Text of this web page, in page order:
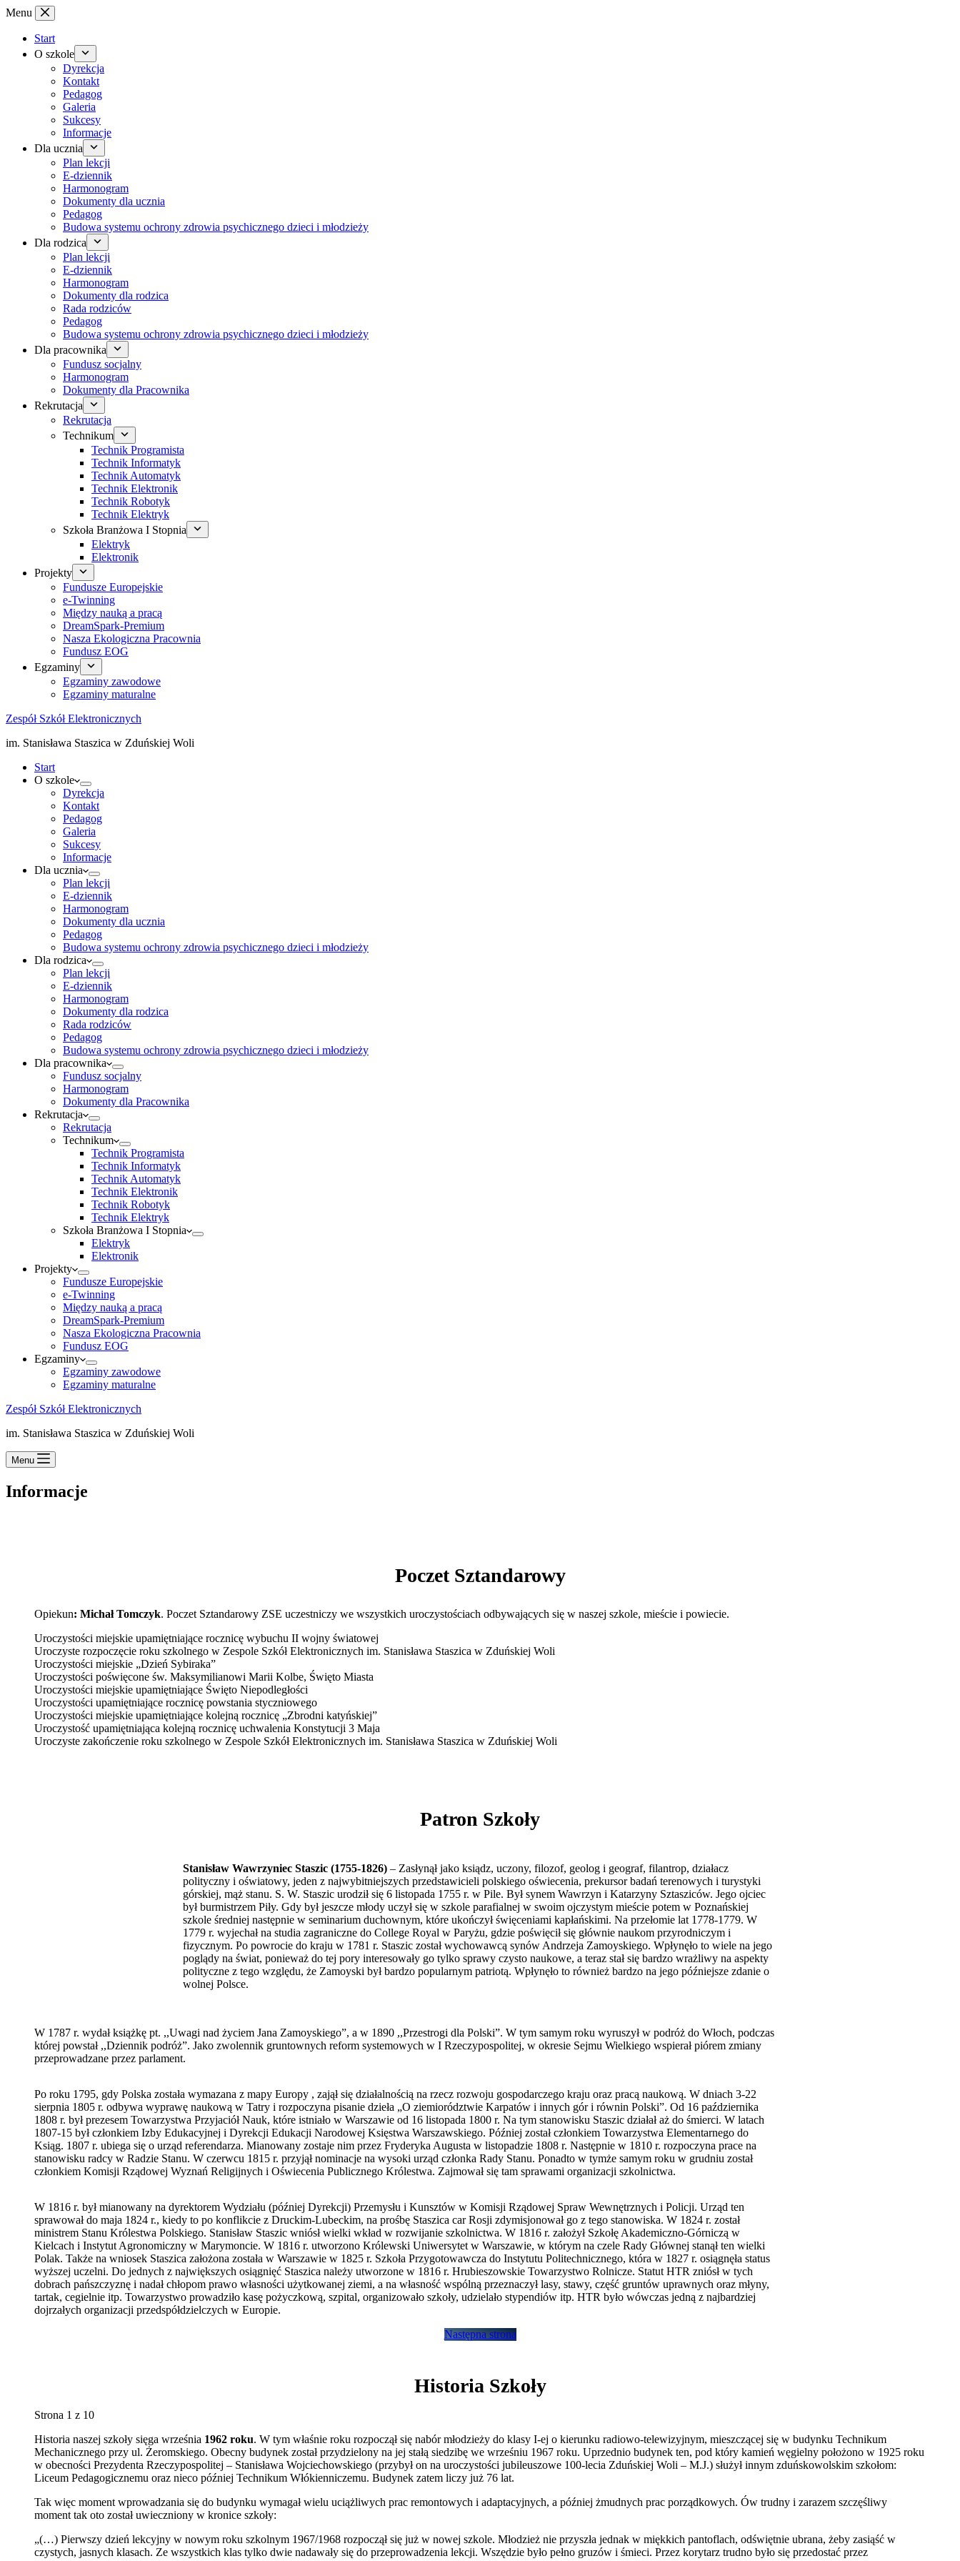
Przejdź
treści
Menu
Start
O szkole
Dyrekcja
Kontakt
Pedagog
Galeria
Sukcesy
Informacje
Dla ucznia
Plan lekcji
E-dziennik
Harmonogram
Dokumenty dla ucznia
Pedagog
Budowa systemu ochrony zdrowia psychicznego dzieci i młodzieży
Dla rodzica
Plan lekcji
E-dziennik
Harmonogram
Dokumenty dla rodzica
Rada rodziców
Pedagog
Budowa systemu ochrony zdrowia psychicznego dzieci i młodzieży
Dla pracownika
Fundusz socjalny
Harmonogram
Dokumenty dla Pracownika
Rekrutacja
Rekrutacja
Technikum
Technik Programista
Technik Informatyk
Technik Automatyk
Technik Elektronik
Technik Robotyk
Technik Elektryk
Szkoła Branżowa I Stopnia
Elektryk
Elektronik
Projekty
Fundusze Europejskie
e-Twinning
Między nauką a pracą
DreamSpark-Premium
Nasza Ekologiczna Pracownia
Fundusz EOG
Egzaminy
Egzaminy zawodowe
Egzaminy maturalne
Zespół Szkół Elektronicznych
im. Stanisława Staszica w Zduńskiej Woli
Start
O szkole
Dyrekcja
Kontakt
Pedagog
Galeria
Sukcesy
Informacje
Dla ucznia
Plan lekcji
E-dziennik
Harmonogram
Dokumenty dla ucznia
Pedagog
Budowa systemu ochrony zdrowia psychicznego dzieci i młodzieży
Dla rodzica
Plan lekcji
E-dziennik
Harmonogram
Dokumenty dla rodzica
Rada rodziców
Pedagog
Budowa systemu ochrony zdrowia psychicznego dzieci i młodzieży
Dla pracownika
Fundusz socjalny
Harmonogram
Dokumenty dla Pracownika
Rekrutacja
Rekrutacja
Technikum
Technik Programista
Technik Informatyk
Technik Automatyk
Technik Elektronik
Technik Robotyk
Technik Elektryk
Szkoła Branżowa I Stopnia
Elektryk
Elektronik
Projekty
Fundusze Europejskie
e-Twinning
Między nauką a pracą
DreamSpark-Premium
Nasza Ekologiczna Pracownia
Fundusz EOG
Egzaminy
Egzaminy zawodowe
Egzaminy maturalne
Zespół Szkół Elektronicznych
im. Stanisława Staszica w Zduńskiej Woli
Menu
Informacje
Poczet Sztandarowy
Opiekun: Michał Tomczyk. Poczet Sztandarowy ZSE uczestniczy we wszystkich uroczystościach odbywających się w naszej szkole, mieście i powiecie.
Uroczystości miejskie upamiętniające rocznicę wybuchu II wojny światowej
Uroczyste rozpoczęcie roku szkolnego w Zespole Szkół Elektronicznych im. Stanisława Staszica w Zduńskiej Woli
Uroczystości miejskie „Dzień Sybiraka”
Uroczystości poświęcone św. Maksymilianowi Marii Kolbe, Święto Miasta
Uroczystości miejskie upamiętniające Święto Niepodległości
Uroczystości upamiętniające rocznicę powstania styczniowego
Uroczystości miejskie upamiętniające kolejną rocznicę „Zbrodni katyńskiej”
Uroczystość upamiętniająca kolejną rocznicę uchwalenia Konstytucji 3 Maja
Uroczyste zakończenie roku szkolnego w Zespole Szkół Elektronicznych im. Stanisława Staszica w Zduńskiej Woli
Patron Szkoły
Stanisław Wawrzyniec Staszic (1755-1826) – Zasłynął jako ksiądz, uczony, filozof, geolog i geograf, filantrop, działacz
polityczny i oświatowy, jeden z najwybitniejszych przedstawicieli polskiego oświecenia, prekursor badań terenowych i turystyki
górskiej, mąż stanu. S. W. Staszic urodził się 6 listopada 1755 r. w Pile. Był synem Wawrzyn i Katarzyny Sztasziców. Jego ojciec
był burmistrzem Piły. Gdy był jeszcze młody uczył się w szkole parafialnej w swoim ojczystym mieście potem w Poznańskiej
szkole średniej następnie w seminarium duchownym, które ukończył święceniami kapłańskimi. Na przełomie lat 1778-1779. W
1779 r. wyjechał na studia zagraniczne do College Royal w Paryżu, gdzie poświęcił się głównie naukom przyrodniczym i
fizycznym. Po powrocie do kraju w 1781 r. Staszic został wychowawcą synów Andrzeja Zamoyskiego. Wpłynęło to wiele na jego
poglądy na świat, ponieważ do tej pory interesowały go tylko sprawy czysto naukowe, a teraz stał się bardzo wrażliwy na aspekty
polityczne z tego względu, że Zamoyski był bardzo popularnym patriotą. Wpłynęło to również bardzo na jego późniejsze zdanie o
wolnej Polsce.
W 1787 r. wydał książkę pt. ,,Uwagi nad życiem Jana Zamoyskiego”, a w 1890 ,,Przestrogi dla Polski”. W tym samym roku wyruszył w podróż do Włoch, podczas
której powstał ,,Dziennik podróż”. Jako zwolennik gruntownych reform systemowych w I Rzeczypospolitej, w okresie Sejmu Wielkiego wspierał piórem zmiany
przeprowadzane przez parlament.
Po roku 1795, gdy Polska została wymazana z mapy Europy , zajął się działalnością na rzecz rozwoju gospodarczego kraju oraz pracą naukową. W dniach 3-22
sierpnia 1805 r. odbywa wyprawę naukową w Tatry i rozpoczyna pisanie dzieła „O ziemiorództwie Karpatów i innych gór i równin Polski”. Od 16 października
1808 r. był prezesem Towarzystwa Przyjaciół Nauk, które istniało w Warszawie od 16 listopada 1800 r. Na tym stanowisku Staszic działał aż do śmierci. W latach
1807-15 był członkiem Izby Edukacyjnej i Dyrekcji Edukacji Narodowej Księstwa Warszawskiego. Później został członkiem Towarzystwa Elementarnego do
Ksiąg. 1807 r. ubiega się o urząd referendarza. Mianowany zostaje nim przez Fryderyka Augusta w listopadzie 1808 r. Następnie w 1810 r. rozpoczyna prace na
stanowisku radcy w Radzie Stanu. W czerwcu 1815 r. przyjął nominacje na wysoki urząd członka Rady Stanu. Ponadto w tymże samym roku w grudniu został
członkiem Komisji Rządowej Wyznań Religijnych i Oświecenia Publicznego Królestwa. Zajmował się tam sprawami organizacji szkolnictwa.
W 1816 r. był mianowany na dyrektorem Wydziału (później Dyrekcji) Przemysłu i Kunsztów w Komisji Rządowej Spraw Wewnętrznych i Policji. Urząd ten
sprawował do maja 1824 r., kiedy to po konflikcie z Druckim-Lubeckim, na prośbę Staszica car Rosji zdymisjonował go z tego stanowiska. W 1824 r. został
ministrem Stanu Królestwa Polskiego. Stanisław Staszic wniósł wielki wkład w rozwijanie szkolnictwa. W 1816 r. założył Szkołę Akademiczno-Górniczą w
Kielcach i Instytut Agronomiczny w Marymoncie. W 1816 r. utworzono Królewski Uniwersytet w Warszawie, w którym na czele Rady Głównej stanął ten wielki
Polak. Także na wniosek Staszica założona została w Warszawie w 1825 r. Szkoła Przygotowawcza do Instytutu Politechnicznego, która w 1827 r. osiągnęła status
wyższej uczelni. Do jednych z największych osiągnięć Staszica należy utworzone w 1816 r. Hrubieszowskie Towarzystwo Rolnicze. Statut HTR zniósł w tych
dobrach pańszczyznę i nadał chłopom prawo własności użytkowanej ziemi, a na własność wspólną przeznaczył lasy, stawy, część gruntów uprawnych oraz młyny,
tartak, cegielnie itp. Towarzystwo prowadziło kasę pożyczkową, szpital, organizowało szkoły, udzielało stypendiów itp. HTR było wówczas jedną z najbardziej
dojrzałych organizacji przedspółdzielczych w Europie.
Następna strona
Historia Szkoły
Strona 1 z 10
Historia naszej szkoły sięga września 1962 roku. W tym właśnie roku rozpoczął się nabór młodzieży do klasy I-ej o kierunku radiowo-telewizyjnym, mieszczącej się w budynku Technikum
Mechanicznego przy ul. Żeromskiego. Obecny budynek został przydzielony na jej stałą siedzibę we wrześniu 1967 roku. Uprzednio budynek ten, pod który kamień węgielny położono w 1925 roku
w obecności Prezydenta Rzeczypospolitej – Stanisława Wojciechowskiego (przybył on na uroczystości jubileuszowe 100-lecia Zduńskiej Woli – M.J.) służył innym zduńskowolskim szkołom:
Liceum Pedagogicznemu oraz nieco później Technikum Włókienniczemu. Budynek zatem liczy już 76 lat.
Tak więc moment wprowadzania się do budynku wymagał wielu uciążliwych prac remontowych i adaptacyjnych, a później żmudnych prac porządkowych. Ów trudny i zarazem szczęśliwy
moment tak oto został uwieczniony w kronice szkoły:
„(…) Pierwszy dzień lekcyjny w nowym roku szkolnym 1967/1968 rozpoczął się już w nowej szkole. Młodzież nie przyszła jednak w miękkich pantoflach, odświętnie ubrana, żeby zasiąść w
czystych, jasnych klasach. Ze wszystkich klas tylko dwie nadawały się do przeprowadzenia lekcji. Wszędzie było pełno gruzów i śmieci. Przez korytarz trudno było się przedostać przez